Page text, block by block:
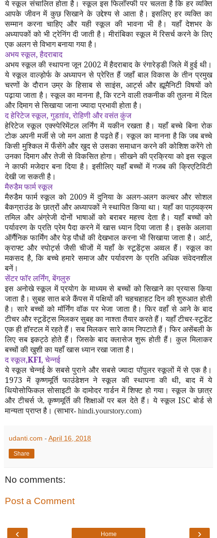
ये स्कूल संचालित होता है। स्कूल इस फिलॉस्फी पर चलता है कि हर व्यक्ति
आपके जीवन में कुछ सिखाने के उद्देश्य से आता है। इसलिए हर व्यक्ति का
सम्मान करना चाहिए और यही स्कूल की भावना भी है। यहाँ देशभर के
अध्यापकों को भी ट्रेनिंग दी जाती है। मीरांबिका स्कूल में रिसर्च करने के लिए
एक अलग से विभाग बनाया गया है।
अभय स्कूल,हैदराबाद
अभय स्कूल की स्थापना जून 2002 में हैदराबाद के रंगारेड्डी जिले में हुई थी।
ये स्कूल वाल्ड़ोर्फ के अध्यापन से प्रेरित हैं जहाँ बाल विकास के तीन प्रमुख
चरणों के दौरान उम्र के हिसाब से साइंस, आर्ट्स और ह्यूमैनिटी विषयों को
पढ़ाया जाता है। स्कूल का मानना है,कि रटने वाली तकनीक की तुलना में दिल
और दिमाग से सिखाया जाना ज्यादा प्रभावी होता है।
द हेरिटेज स्कूल,गुडग़ांव,रोहिणी और वसंत कुंज
हेरिटेज स्कूल एक्स्पेरिमेंटल लर्निंग में यकीन रखता है। यहाँ बच्चे बिना रोक
टोक अपनी मर्जी से जो मन आता है पढ़ते हैं। स्कूल का मानना है कि जब बच्चे
किसी मुश्किल में फँसेंगे और खुद से उसका समाधान करने की कोशिश करेंगे तो
उनका दिमाग और तेजी से विकसित होगा। सीखने की प्रक्रिया को इस स्कूल
ने काफी मजेदार बना दिया है। इसीलिए यहाँ बच्चों में गजब की क्रिएटिविटी
देखी जा सकती है।
मैरुडैम फार्म स्कूल
मैरुडैम फार्म स्कूल को 2009 में दुनिया के अलग-अलग कल्चर और सोशल
बैकग्राउंड के छात्रों और अध्यापकों ने स्थापित किया था। यहाँ का पाठ्यक्रम
तमिल और अंग्रेजी दोनों भाषाओं को बराबर महत्त्व देता है। यहाँ बच्चों को
पर्यावरण के प्रति प्रेम पैदा करने में खास ध्यान दिया जाता है। इसके अलावा
ऑर्गैनिक फार्मिंग और पेड़ पौधों की देखभाल करना भी सिखाया जाता है। आर्ट,
क्राफ्ट और स्पोर्ट्स जैसी चीजों में यहाँ के स्टूडेंट्स अव्वल हैं। स्कूल का
मकसद है,कि बच्चे हमारे समाज और पर्यावरण के प्रति अधिक संवेदनशील
बनें।
सेंटर फॉर लर्निंग,बेंगलुरु
इस अनोखे स्कूल में प्रयोग के माध्यम से बच्चों को सिखाने का प्रयास किया
जाता है। सुबह सात बजे कैंपस में पक्षियों की चहचहाहट दिन की शुरुआत होती
है। सारे बच्चों को मॉर्निंग वॉक पर भेजा जाता है। फिर वहाँ से आने के बाद
टीचर और स्टूडेंट्स मिलकर सुबह का नाश्ता तैयार करते हैं। यहाँ टीचर-स्टूडेंट
एक ही हॉस्टल में रहते हैं। सब मिलकर सारे काम निपटाते हैं। फिर असेंबली के
लिए सब इकट्ठे होते हैं। जिसके बाद क्लासेज शुरू होती हैं। कुल मिलाकर
बच्चों की खुशी का यहाँ खास ध्यान रखा जाता है।
द स्कूल,KFI,चेन्नई
ये स्कूल चेन्नई के सबसे पुराने और सबसे ज्यादा पॉपुलर स्कूलों में से एक है।
1973 में कृष्णमूर्ति फाउंडेशन ने स्कूल की स्थापना की थी,बाद में ये
थियोसोफिकल सोसाइटी के दामोदर गार्डन में शिफ्ट हो गया। स्कूल के छात्र
और टीचर्स जे. कृष्णमूर्ति की शिक्षाओं पर बल देते हैं। ये स्कूल ISC बोर्ड से
मान्यता प्राप्त है। (साभार- hindi.yourstory.com)
udanti.com - April 16, 2018
Share
No comments:
Post a Comment
‹ ›
Home